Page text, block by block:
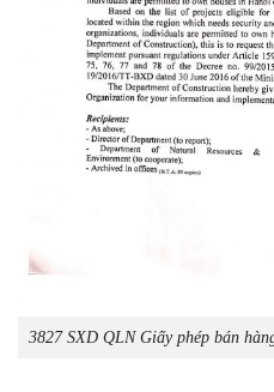
3827 SXD QLN Giấy phép bán